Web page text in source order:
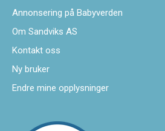
Annonsering på Babyverden
Om Sandviks AS
Kontakt oss
Ny bruker
Endre mine opplysninger